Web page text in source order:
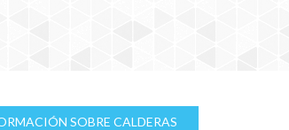
SOBRE CALDERAS